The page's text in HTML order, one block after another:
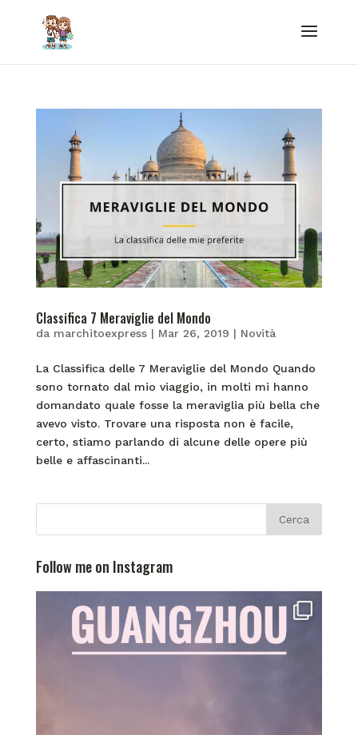
Classifica 7 Meraviglie del Mondo
da marchitoexpress| Mar 26, 2019 | Novità
La Classifica delle 7 Meraviglie del Mondo Quando
sono tornato dal mio viaggio, in molti mi hanno
domandato quale fosse la meraviglia più bella che
avevo visto. Trovare una risposta non è facile,
certo, stiamo parlando di alcune delle opere più
belle e affascinanti...
Follow me on Instagram